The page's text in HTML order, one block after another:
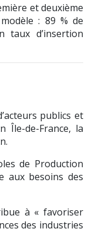
et deuxième
: 89 % de
taux d’insertion
publics et
Île-de-France, la
de Production
aux besoins des
à « favoriser
des industries